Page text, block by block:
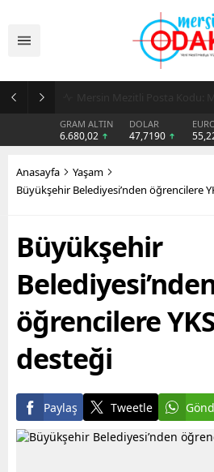
GRAM ALTIN
6.680,02
DOLAR
47,7190
Anasayfa
Yaşam
Büyükşehir Belediyesi’nden öğrencilere
Büyükşehir
öğrencilere
desteği
Paylaş Tweetle